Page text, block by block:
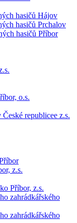
hasičů Hájov
hasičů Prchalov
hasičů Příbor
o.s.
republicee z.s.
z.s.
Příbor, z.s.
zahrádkářského
zahrádkářského